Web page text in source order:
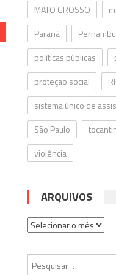
MATO GROSSO
Paraná
políticas públicas
proteção social
sistema único de
São Paulo
violência
ARQUIVOS
Arquivos